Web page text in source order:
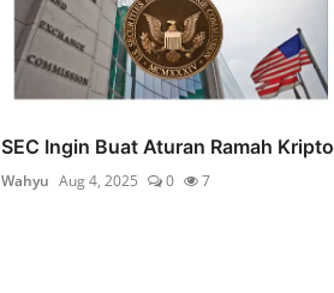
SEC Ingin Buat Aturan Ramah Kripto
Wahyu Aug 4, 2025 0 7